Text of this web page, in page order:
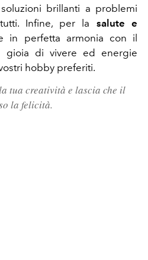
brillanti a problemi
Infine, per la salute e
in perfetta armonia con il
gioia di vivere ed energie
hobby preferiti.
tua creatività e lascia che il
la felicità.